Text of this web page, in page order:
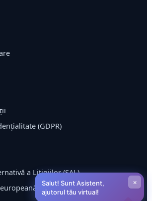
(GDPR)
a Litigiilor (SAL)
ODR
Salut! Sunt Asistent,
ajutorul tău virtual!
×